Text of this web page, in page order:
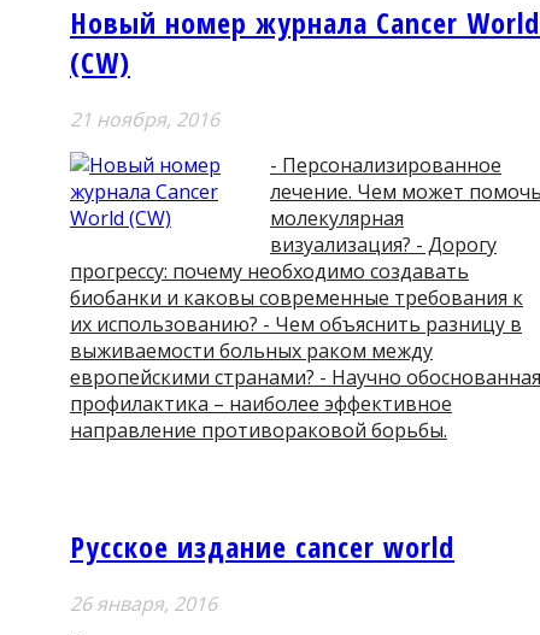
Новый номер журнала Cancer World
(CW)
21 ноября, 2016
- Персонализированное
лечение. Чем может
молекулярная
визуализация? - Дорогу
прогрессу: почему необходимо создавать
биобанки и каковы современные требования к
их использованию? - Чем объяснить разницу в
выживаемости больных раком между
европейскими странами? - Научно обоснованная
профилактика – наиболее эффективное
направление противораковой борьбы.
Русское издание cancer world
26 января, 2016